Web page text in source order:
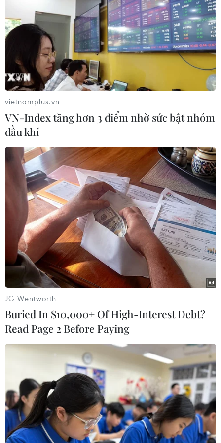
Hé lộ nguyên nhân rơi máy bay
biểu diễn của Không quân Canada
02/06/2020 08:31
Báo cáo điều tra sơ bộ cho biết có đoạn băng ghi hình
cho thấy "một con chim đã xuất hiện ở vị trí rất gần máy
bay, phía động cơ bên phải, vào giai đoạn quan trọng
sau khi cất cánh."
Iran hoãn chuyển hộp đen của chiếc máy
vietnamplus.vn
VN-Index tăng hơn 3 điểm nhờ sức bật nhóm
dầu khí
JG Wentworth
Buried In $10,000+ Of High-Interest Debt?
Read Page 2 Before Paying